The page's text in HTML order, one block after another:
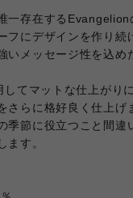
一存在するEvangelion
フにデザインを作り続
メッセージ性を込め
てマットな仕上がり
らに格好良く仕上げ
季節に役立つこと間違
ます。